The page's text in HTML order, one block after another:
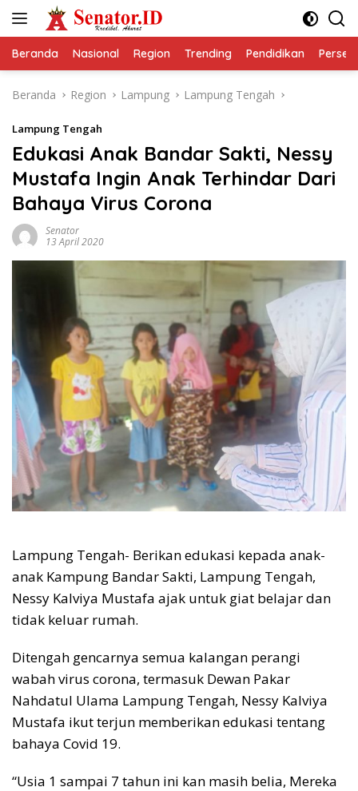
Beranda Nasional Region Trending Pendidikan
Beranda Region Lampung Lampung Tengah
Lampung Tengah
Edukasi Anak Bandar Sakti, Nessy
Mustafa Ingin Anak Terhindar Dari
Bahaya Virus Corona
Senator
13 April 2020
Lampung Tengah- Berikan edukasi kepada anak-
anak Kampung Bandar Sakti, Lampung Tengah,
Nessy Kalviya Mustafa ajak untuk giat belajar dan
tidak keluar rumah.
Ditengah gencarnya semua kalangan perangi
wabah virus corona, termasuk Dewan Pakar
Nahdatul Ulama Lampung Tengah, Nessy Kalviya
Mustafa ikut terjun memberikan edukasi tentang
bahaya Covid 19.
“Usia 1 sampai 7 tahun ini kan masih belia, Mereka